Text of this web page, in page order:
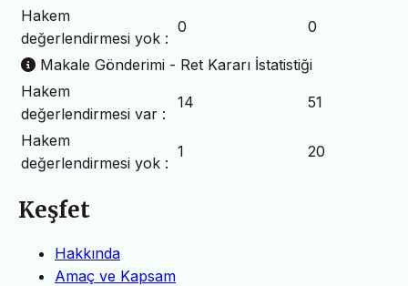
Hakem
değerlendirmesi yok :
0 0
Makale Gönderimi - Ret Kararı İstatistiği
Hakem
değerlendirmesi var :
14 51
Hakem
değerlendirmesi yok :
1 20
Keşfet
Hakkında
Amaç ve Kapsam